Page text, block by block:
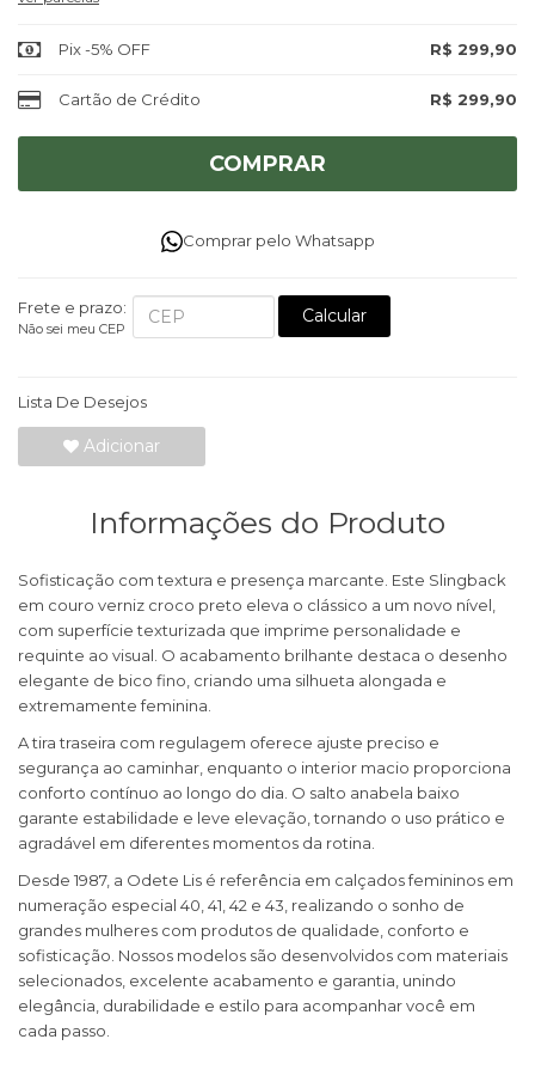
Pix -5% OFF R$ 299,90
Cartão de Crédito R$ 299,90
COMPRAR
Comprar pelo Whatsapp
Frete e prazo:
Não sei meu CEP
Calcular
Lista De Desejos
Adicionar
Informações do Produto
Sofisticação com textura e presença marcante. Este Slingback
em couro verniz croco preto eleva o clássico a um novo nível,
com superfície texturizada que imprime personalidade e
requinte ao visual. O acabamento brilhante destaca o desenho
elegante de bico fino, criando uma silhueta alongada e
extremamente feminina.
A tira traseira com regulagem oferece ajuste preciso e
segurança ao caminhar, enquanto o interior macio proporciona
conforto contínuo ao longo do dia. O salto anabela baixo
garante estabilidade e leve elevação, tornando o uso prático e
agradável em diferentes momentos da rotina.
Desde 1987, a Odete Lis é referência em calçados femininos em
numeração especial 40, 41, 42 e 43, realizando o sonho de
grandes mulheres com produtos de qualidade, conforto e
sofisticação. Nossos modelos são desenvolvidos com materiais
selecionados, excelente acabamento e garantia, unindo
elegância, durabilidade e estilo para acompanhar você em
cada passo.